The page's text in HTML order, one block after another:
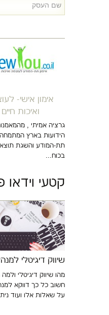
אימון אישי-
ואיכות חיים
גרציה אמיתי ,
הידועות בארץ המתמחה
תת-המודע והשגת
בכוח...
קטעי וידאו
שיווק דיגיטלי
מהו שיווק דיגיטלי ולמה
חשוב כל כך דווקא
על שאלות אלו ועוד